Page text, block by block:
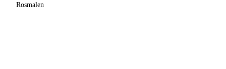
Rosmalen